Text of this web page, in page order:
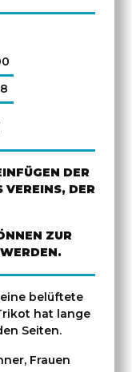
DER
VEREINS, DER
ZUR
eine belüftete
hat lange
Seiten.
Frauen